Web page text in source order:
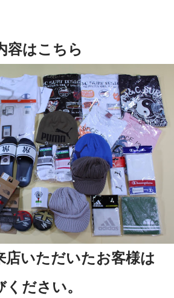
容はこちら
いただいたお客様は
ださい。